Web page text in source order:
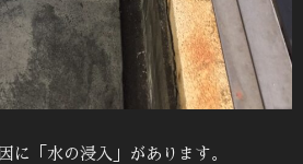
に「水の浸入」があります。